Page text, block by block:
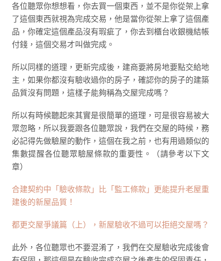
各位聽眾你想想看，你去買一個東西，並不是你從架上拿
了這個東西就視為完成交易，他是當你從架上拿了這個產
品，你確定這個產品沒有瑕疵了，你去到櫃台收銀機結帳
付錢，這個交易才叫做完成。
所以同樣的道理，更新完成後，建商要將房地要點交給地
主，如果你都沒有驗收過你的房子，確認你的房子的建築
品質沒有問題，這樣子能夠稱為交屋完成嗎？
所以有時候聽起來其實是很簡單的道理，可是很容易被大
眾忽略，所以我要跟各位聽眾說，我們在交屋的時候，務
必記得先做驗屋的動作，這個在我之前，也有用過類似的
集數提醒各位聽眾驗屋條款的重要性。（請參考以下文
章）
合建契約中「驗收條款」比「監工條款」更能提升老屋重
建後的新屋品質！
都更交屋爭議篇（上），新屋驗收不過可以拒絕交屋嗎？
此外，各位聽眾也不要混淆了，我們在交屋驗收完成後會